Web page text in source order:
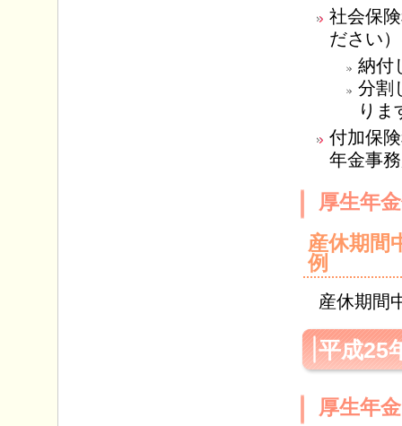
社会保
ださい）
納付
分割
りま
付加保
年金事
厚生年
産休期間
例
産休期間
平成25
厚生年金